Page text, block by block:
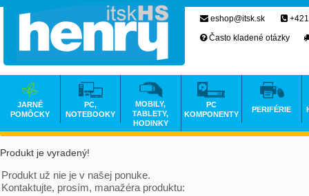
Produkt je vyradený!
Produkt už nie je v našej ponuke.
Kontaktujte, prosím, manažéra produktu:
eshop@itsk.sk
Často kladené otázky
JARNÉ
POMÔCKY
PC,
NOTEBOOKY
MOBILY,
TABLETY,
HODINKY
PC
KOMPONENTY
PERIFÉRIE